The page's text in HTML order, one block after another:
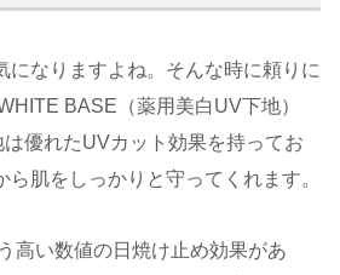
になりますよね。そんな時に頼りに
BASE（薬用美白UV下地）
優れたUVカット効果を持ってお
ら肌をしっかりと守ってくれます。
高い数値の日焼け止め効果があ